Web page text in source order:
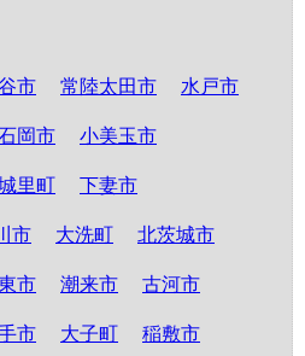
市 常陸太田市 水戸市
岡市 小美玉市
里町 下妻市
市 大洗町 北茨城市
市 潮来市 古河市
市 大子町 稲敷市